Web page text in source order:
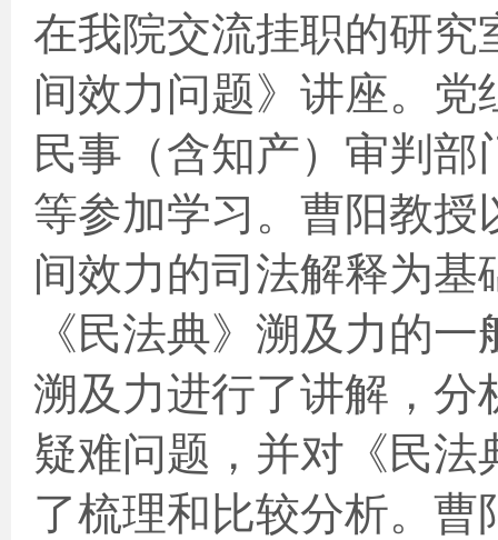
在我院交流挂职的研究
间效力问题》讲座。
民事（含知产）审判
等参加学习。曹阳教
间效力的司法解释为
《民法典》溯及力的
溯及力进行了讲解，分
疑难问题，并对《民
了梳理和比较分析。